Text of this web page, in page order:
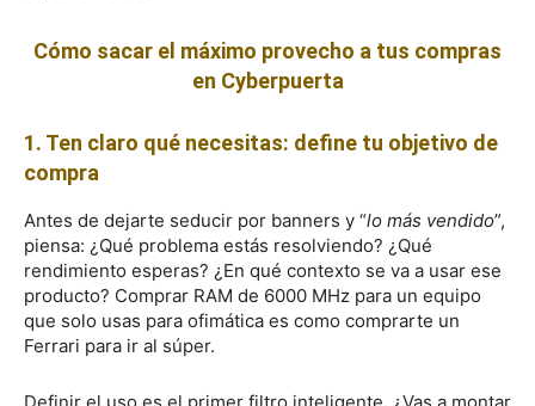
Cómo sacar el máximo provecho a tus compras
en Cyberpuerta
1. Ten claro qué necesitas: define tu objetivo de
compra
Antes de dejarte seducir por banners y “lo más vendido”,
piensa: ¿Qué problema estás resolviendo? ¿Qué
rendimiento esperas? ¿En qué contexto se va a usar ese
producto? Comprar RAM de 6000 MHz para un equipo
que solo usas para ofimática es como comprarte un
Ferrari para ir al súper.